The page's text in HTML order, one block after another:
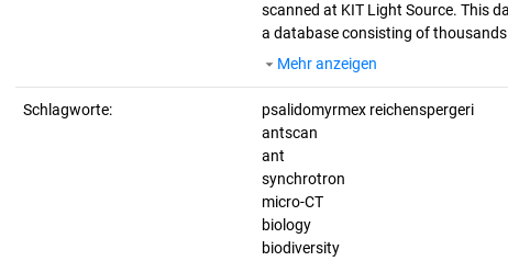
scanned at KIT Light Source. This
a database consisting of
Mehr anzeigen
Schlagworte:
psalidomyrmex reichenspergeri
antscan
ant
synchrotron
micro-CT
biology
biodiversity